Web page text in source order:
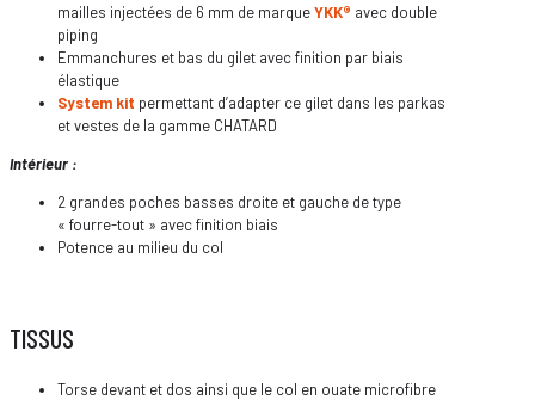
mailles injectées de 6 mm de marqueYKK® avec double
piping
Emmanchures et bas du gilet avec finition par biais
élastique
System kit permettant d’adapter ce gilet dans les parkas
et vestes de la gamme CHATARD
Intérieur :
2 grandes poches basses droite et gauche de type
« fourre-tout » avec finition biais
Potence au milieu du col
TISSUS
Torse devant et dos ainsi que le col en ouate microfibre